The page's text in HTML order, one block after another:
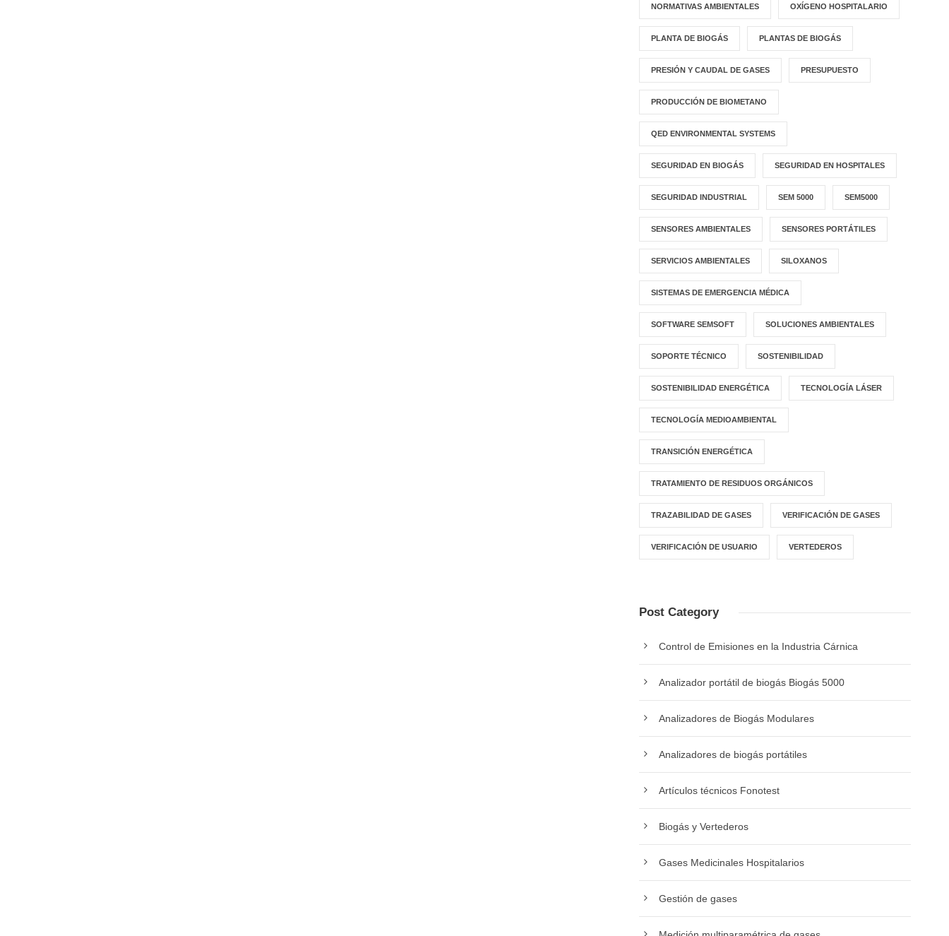
NORMATIVAS AMBIENTALES OXÍGENO HOSPITALARIO
PLANTA DE BIOGÁS PLANTAS DE BIOGÁS
PRESIÓN Y CAUDAL DE GASES PRESUPUESTO
PRODUCCIÓN DE BIOMETANO
QED ENVIRONMENTAL SYSTEMS
SEGURIDAD EN BIOGÁS SEGURIDAD EN HOSPITALES
SEGURIDAD INDUSTRIAL SEM 5000 SEM5000
SENSORES AMBIENTALES SENSORES PORTÁTILES
SERVICIOS AMBIENTALES SILOXANOS
SISTEMAS DE EMERGENCIA MÉDICA
SOFTWARE SEMSOFT SOLUCIONES AMBIENTALES
SOPORTE TÉCNICO SOSTENIBILIDAD
SOSTENIBILIDAD ENERGÉTICA TECNOLOGÍA LÁSER
TECNOLOGÍA MEDIOAMBIENTAL
TRANSICIÓN ENERGÉTICA
TRATAMIENTO DE RESIDUOS ORGÁNICOS
TRAZABILIDAD DE GASES VERIFICACIÓN DE GASES
VERIFICACIÓN DE USUARIO VERTEDEROS
Post Category
Control de Emisiones en la Industria Cárnica
Analizador portátil de biogás Biogás 5000
Analizadores de Biogás Modulares
Analizadores de biogás portátiles
Artículos técnicos Fonotest
Biogás y Vertederos
Gases Medicinales Hospitalarios
Gestión de gases